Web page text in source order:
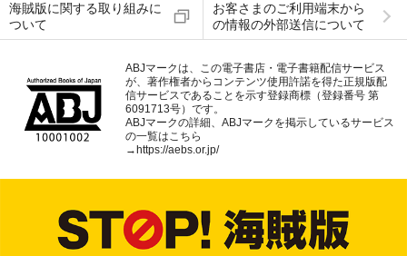
海賊版に関する取り組みに
ついて
お客さまのご利用端末から
の情報の外部送信について
ABJマークは、この電子書店・電子書籍配信サービス
が、著作権者からコンテンツ使用許諾を得た正規版配
信サービスであることを示す登録商標（登録番号 第
6091713号）です。
ABJマークの詳細、ABJマークを掲示しているサービス
の一覧はこちら
→ https://aebs.or.jp/